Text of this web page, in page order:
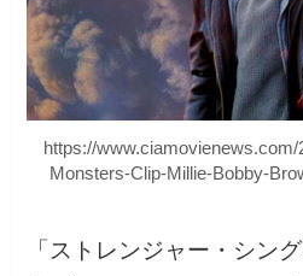
https://
Monsters-Clip-Millie-Bobby-
「ストレンジャー・シン